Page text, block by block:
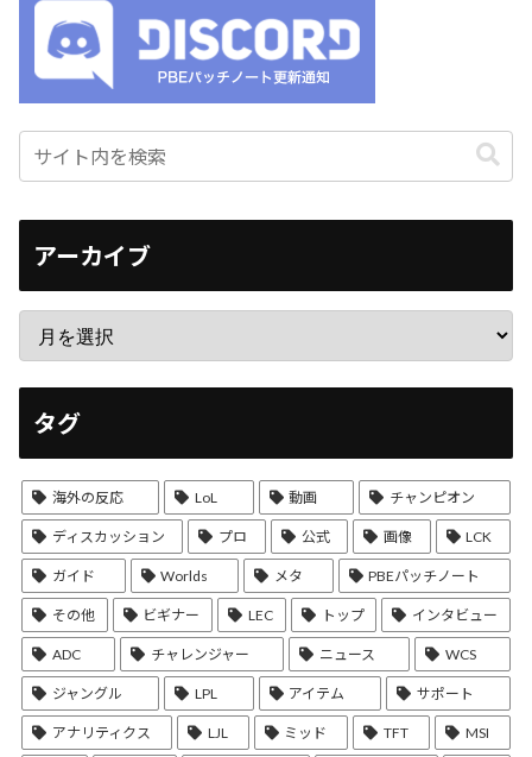
アーカイブ
タグ
海外の反応 LoL 動画 チャンピオン
ディスカッション プロ 公式 画像 LCK
ガイド Worlds メタ PBEパッチノート
その他 ビギナー LEC トップ インタビュー
ADC チャレンジャー ニュース WCS
ジャングル LPL アイテム サポート
アナリティクス LJL ミッド TFT MSI